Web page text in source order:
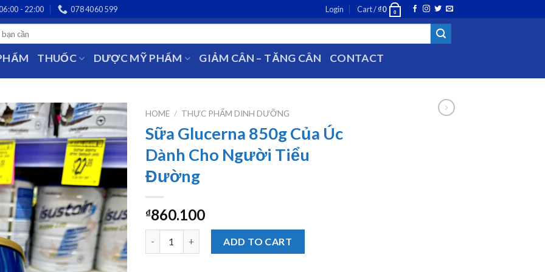
- 22:00 078 4060 599 Login Cart /₫0 0
THUỐC DƯỢC MỸ PHẨM GIẢM CÂN – TĂNG CÂN CONTACT
HOME / THỰC PHẨM DINH DƯỠNG
Sữa Glucerna 850g Của Úc
Dành Cho Người Tiểu
Đường
₫860.100
ADD TO CART